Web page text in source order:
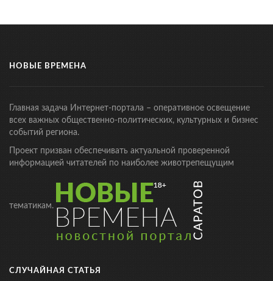
НОВЫЕ ВРЕМЕНА
Главная задача Интернет-портала – оперативное освещение
всех важных общественно-политических, культурных и бизнес
событий региона.
Проект призван обеспечивать актуальной проверенной
информацией читателей по наиболее животрепещущим
тематикам.
СЛУЧАЙНАЯ СТАТЬЯ